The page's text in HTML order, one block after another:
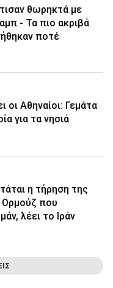
θωρηκτά με
- Τα πιο ακριβά
ποτέ
οι Αθηναίοι: Γεμάτα
για τα νησιά
η τήρηση της
Ορμούζ που
λέει το Ιράν